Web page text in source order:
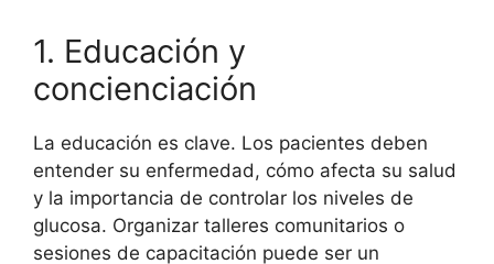
1. Educación y
concienciación
La educación es clave. Los pacientes deben
entender su enfermedad, cómo afecta su salud
y la importancia de controlar los niveles de
glucosa. Organizar talleres comunitarios o
sesiones de capacitación puede ser un